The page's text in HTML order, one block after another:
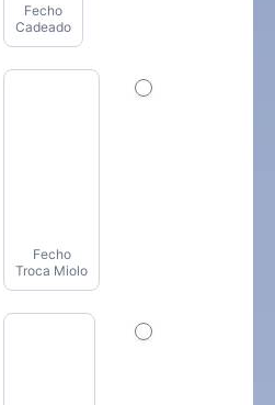
Fecho
Cadeado
Fecho
Troca Miolo